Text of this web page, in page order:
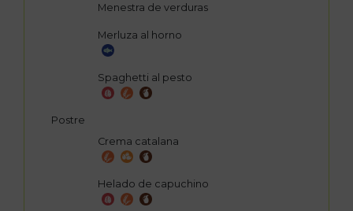
Menestra de verduras
Merluza al horno
Spaghetti al pesto
Postre
Crema catalana
Helado de capuchino